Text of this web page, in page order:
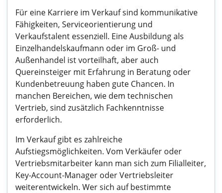
Für eine Karriere im Verkauf sind kommunikative
Fähigkeiten, Serviceorientierung und
Verkaufstalent essenziell. Eine Ausbildung als
Einzelhandelskaufmann oder im Groß- und
Außenhandel ist vorteilhaft, aber auch
Quereinsteiger mit Erfahrung in Beratung oder
Kundenbetreuung haben gute Chancen. In
manchen Bereichen, wie dem technischen
Vertrieb, sind zusätzlich Fachkenntnisse
erforderlich.
Im Verkauf gibt es zahlreiche
Aufstiegsmöglichkeiten. Vom Verkäufer oder
Vertriebsmitarbeiter kann man sich zum Filialleiter,
Key-Account-Manager oder Vertriebsleiter
weiterentwickeln. Wer sich auf bestimmte